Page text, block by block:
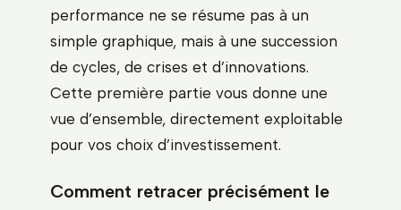
performance ne se résume pas à un
simple graphique, mais à une succession
de cycles, de crises et d’innovations.
Cette première partie vous donne une
vue d’ensemble, directement exploitable
pour vos choix d’investissement.
Comment retracer précisément le